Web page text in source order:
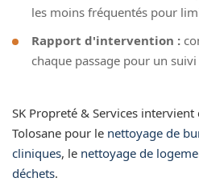
les moins fréquentés pour
Rapport d'intervention :
chaque passage pour un
SK Propreté & Services
Tolosane pour le nettoyage de
cliniques, le nettoyage de
déchets.